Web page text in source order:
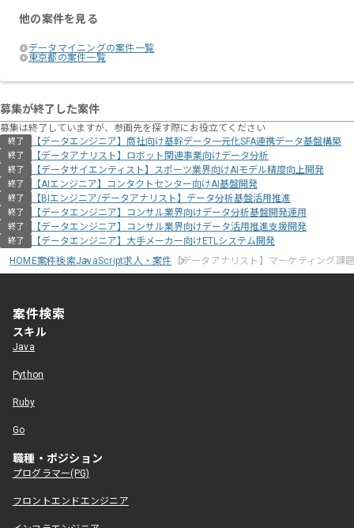
他の案件を見る
データマイニングの案件一覧
東京都の案件一覧
募集が終了した案件
募集は終了していますが、参画先を探す際にお役立てください
終了 【データエンジニア】商社向け基幹データ一元化SFA連携データ基盤構築
終了 【データアナリスト】ロボット関連事業向けデータ分析
終了 【データサイエンティスト】スポーツ業界向けAIモデル精度向上開発
終了 【AIエンジニア】コンタクトセンター向けAI基盤開発
終了 【BIエンジニア/データアナリスト】データ分析基盤活用推進
終了 【データエンジニア】コンサル業界向けデータ分析基盤開発運用
終了 【データエンジニア】コンサル業界向けデータ活用推進支援開発
終了
【データエンジニア】大手メーカー向けETLシステム開発
HOME案件検索JavaScript求人・案件 【データアナリスト】マーケティング課
案件検索
スキル
Java
Python
Ruby
Go
職種・ポジション
プログラマー(PG)
フロントエンドエンジニア